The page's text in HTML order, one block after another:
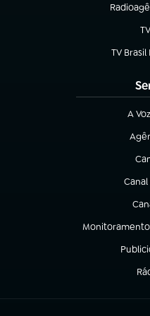
(abre
TV
(abre
A
(abre
(abre
(abre em nova
(abre